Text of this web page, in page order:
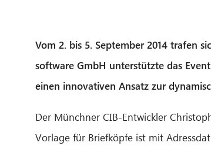
Vom 2. bis 5. September 2014 trafen
software GmbH unterstützte das
einen innovativen Ansatz zur
Der Münchner CIB-Entwickler
Vorlage für Briefköpfe ist mit